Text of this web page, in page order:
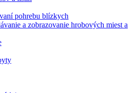
pohrebu blízkych
a zobrazovanie hrobových miest a